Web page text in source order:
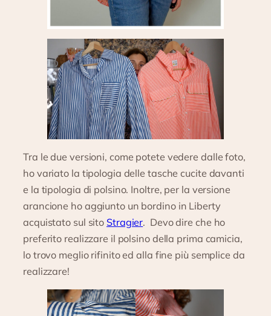
Tra le due versioni, come potete vedere dalle foto,
ho variato la tipologia delle tasche cucite davanti
e la tipologia di polsino. Inoltre, per la versione
arancione ho aggiunto un bordino in Liberty
acquistato sul sito Stragier. Devo dire che ho
preferito realizzare il polsino della prima camicia,
lo trovo meglio rifinito ed alla fine più semplice da
realizzare!